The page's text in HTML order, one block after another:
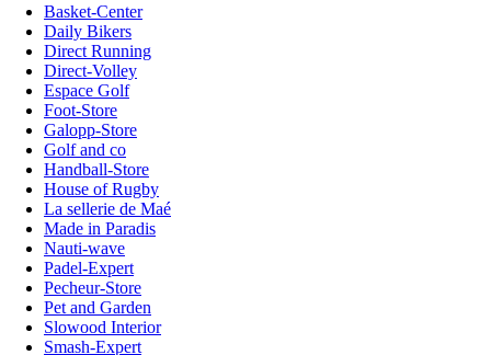
Basket-Center
Daily Bikers
Direct Running
Direct-Volley
Espace Golf
Foot-Store
Galopp-Store
Golf and co
Handball-Store
House of Rugby
La sellerie de Maé
Made in Paradis
Nauti-wave
Padel-Expert
Pecheur-Store
Pet and Garden
Slowood Interior
Smash-Expert